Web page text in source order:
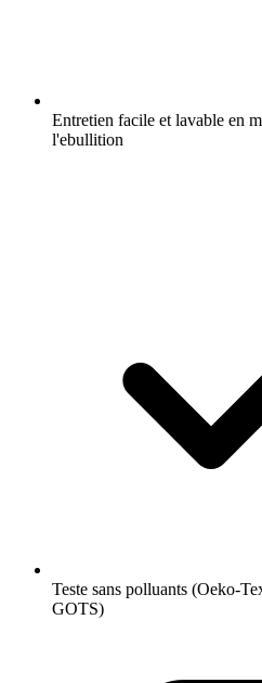
Entretien facile et lavable en
l'ebullition
Teste sans polluants (Oeko-
GOTS)